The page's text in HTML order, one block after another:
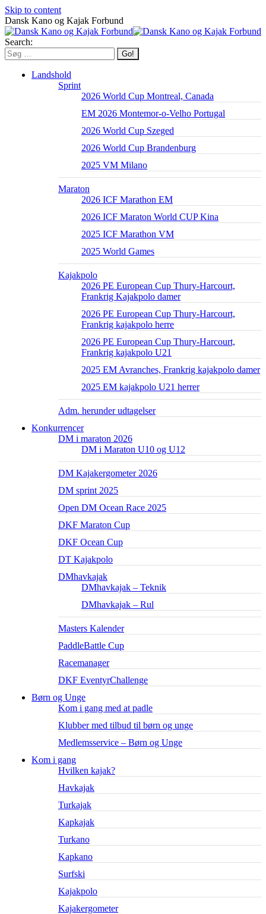
Skip to content
Dansk Kano og Kajak Forbund
Search:
Landshold
Sprint
2026 World Cup Montreal, Canada
EM 2026 Montemor-o-Velho Portugal
2026 World Cup Szeged
2026 World Cup Brandenburg
2025 VM Milano
Maraton
2026 ICF Marathon EM
2026 ICF Maraton World CUP Kina
2025 ICF Marathon VM
2025 World Games
Kajakpolo
2026 PE European Cup Thury-Harcourt,
Frankrig Kajakpolo damer
2026 PE European Cup Thury-Harcourt,
Frankrig kajakpolo herre
2026 PE European Cup Thury-Harcourt,
Frankrig kajakpolo U21
2025 EM Avranches, Frankrig kajakpolo damer
2025 EM kajakpolo U21 herrer
Adm. herunder udtagelser
Konkurrencer
DM i maraton 2026
DM i Maraton U10 og U12
DM Kajakergometer 2026
DM sprint 2025
Open DM Ocean Race 2025
DKF Maraton Cup
DKF Ocean Cup
DT Kajakpolo
DMhavkajak
DMhavkajak – Teknik
DMhavkajak – Rul
Masters Kalender
PaddleBattle Cup
Racemanager
DKF EventyrChallenge
Børn og Unge
Kom i gang med at padle
Klubber med tilbud til børn og unge
Medlemsservice – Børn og Unge
Kom i gang
Hvilken kajak?
Havkajak
Turkajak
Kapkajak
Turkano
Kapkano
Surfski
Kajakpolo
Kajakergometer